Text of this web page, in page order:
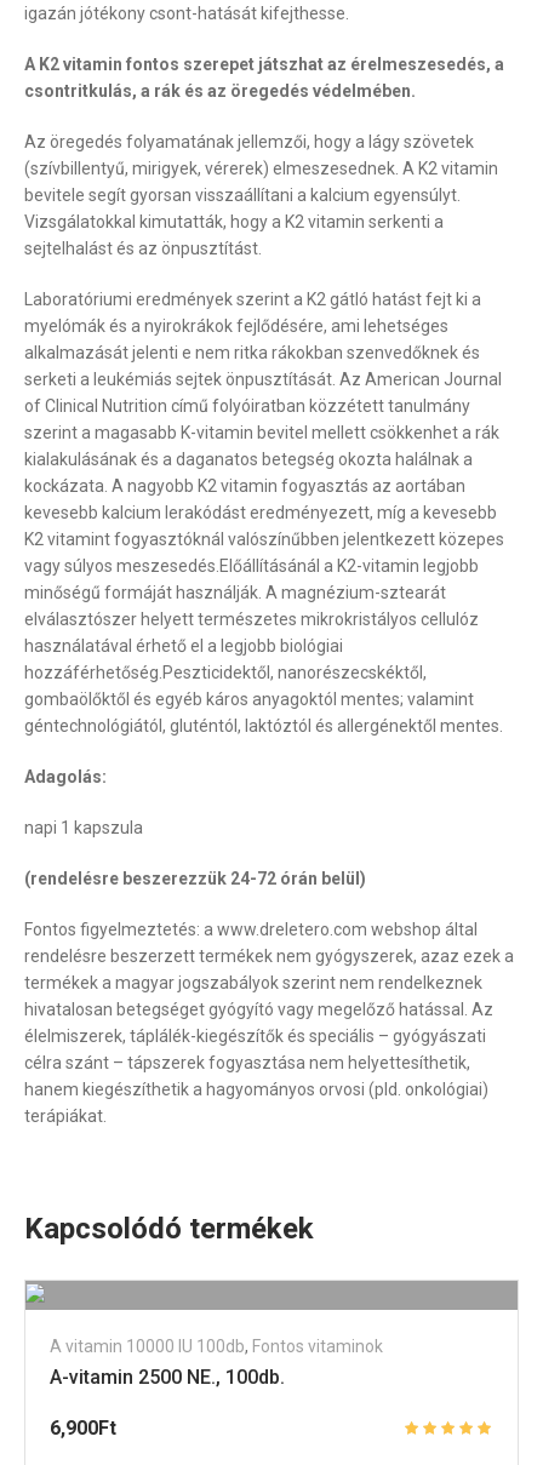
igazán jótékony csont-hatását kifejthesse.
A K2 vitamin fontos szerepet játszhat az érelmeszesedés, a
csontritkulás, a rák és az öregedés védelmében.
Az öregedés folyamatának jellemzői, hogy a lágy szövetek
(szívbillentyű, mirigyek, vérerek) elmeszesednek. A K2 vitamin
bevitele segít gyorsan visszaállítani a kalcium egyensúlyt.
Vizsgálatokkal kimutatták, hogy a K2 vitamin serkenti a
sejtelhalást és az önpusztítást.
Laboratóriumi eredmények szerint a K2 gátló hatást fejt ki a
myelómák és a nyirokrákok fejlődésére, ami lehetséges
alkalmazását jelenti e nem ritka rákokban szenvedőknek és
serketi a leukémiás sejtek önpusztítását. Az American Journal
of Clinical Nutrition című folyóiratban közzétett tanulmány
szerint a magasabb K-vitamin bevitel mellett csökkenhet a rák
kialakulásának és a daganatos betegség okozta halálnak a
kockázata. A nagyobb K2 vitamin fogyasztás az aortában
kevesebb kalcium lerakódást eredményezett, míg a kevesebb
K2 vitamint fogyasztóknál valószínűbben jelentkezett közepes
vagy súlyos meszesedés.Előállításánál a K2-vitamin legjobb
minőségű formáját használják. A magnézium-sztearát
elválasztószer helyett természetes mikrokristályos cellulóz
használatával érhető el a legjobb biológiai
hozzáférhetőség.Peszticidektől, nanorészecskéktől,
gombaölőktől és egyéb káros anyagoktól mentes; valamint
géntechnológiától, gluténtól, laktóztól és allergénektől mentes.
Adagolás:
napi 1 kapszula
(rendelésre beszerezzük 24-72 órán belül)
Fontos figyelmeztetés: a www.dreletero.com webshop által
rendelésre beszerzett termékek nem gyógyszerek, azaz ezek a
termékek a magyar jogszabályok szerint nem rendelkeznek
hivatalosan betegséget gyógyító vagy megelőző hatással. Az
élelmiszerek, táplálék-kiegészítők és speciális – gyógyászati
célra szánt – tápszerek fogyasztása nem helyettesíthetik,
hanem kiegészíthetik a hagyományos orvosi (pld. onkológiai)
terápiákat.
Kapcsolódó termékek
A vitamin 10000 IU 100db, Fontos vitaminok
A-vitamin 2500 NE., 100db.
6,900Ft